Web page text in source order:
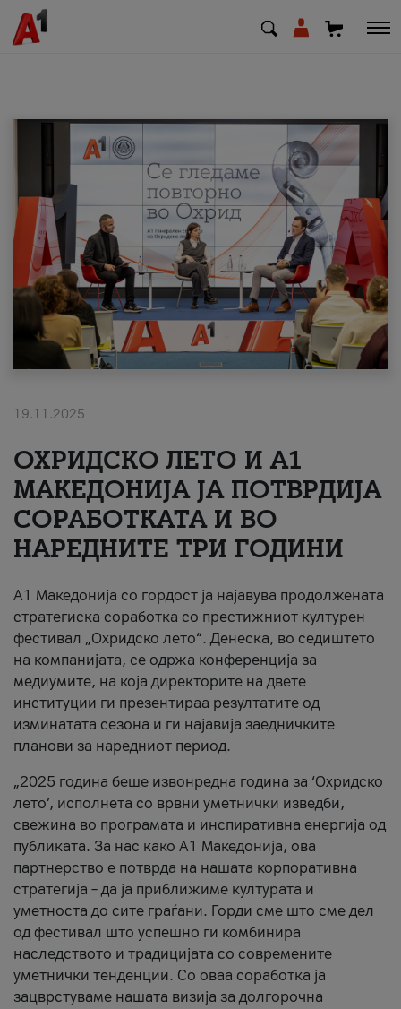
МК SQ
Приватни Деловни
Поддршка
Надополни кредит
#ПодобарОнлајн
19.11.2025
ОХРИДСКО ЛЕТО И A1
МАКЕДОНИЈА ЈА ПОТВРДИЈА
СОРАБОТКАТА И ВО
НАРЕДНИТЕ ТРИ ГОДИНИ
A1 Македонија со гордост ја најавува продолжената
стратегиска соработка со престижниот културен
фестивал „Охридско лето“. Денеска, во седиштето
на компанијата, се одржа конференција за
медиумите, на која директорите на двете
институции ги презентираа резултатите од
изминатата сезона и ги најавија заедничките
планови за наредниот период.
„2025 година беше извонредна година за ‘Охридско
лето’, исполнета со врвни уметнички изведби,
свежина во програмата и инспиративна енергија од
публиката. За нас како A1 Македонија, ова
партнерство е потврда на нашата корпоративна
стратегија – да ја приближиме културата и
уметноста до сите граѓани. Горди сме што сме дел
од фестивал што успешно ги комбинира
наследството и традицијата со современите
уметнички тенденции. Со оваа соработка ја
зацврстуваме нашата визија за долгорочна